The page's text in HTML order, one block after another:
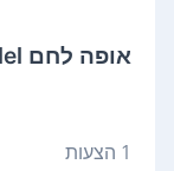
אופה לחם Unold BACKMEISTER Edel
1 הצעות